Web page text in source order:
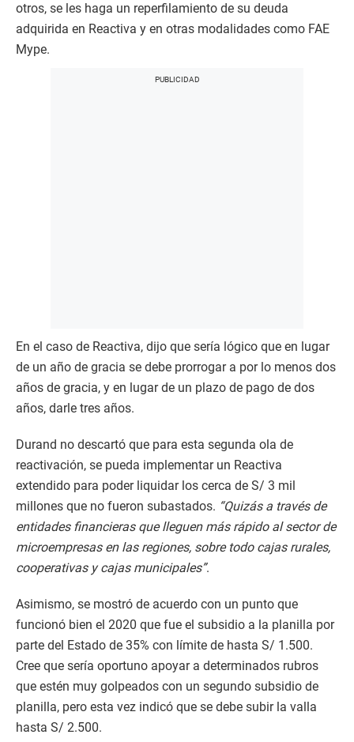
otros, se les haga un reperfilamiento de su deuda
adquirida en Reactiva y en otras modalidades como FAE
Mype.
En el caso de Reactiva, dijo que sería lógico que en lugar
de un año de gracia se debe prorrogar a por lo menos dos
años de gracia, y en lugar de un plazo de pago de dos
años, darle tres años.
Durand no descartó que para esta segunda ola de
reactivación, se pueda implementar un Reactiva
extendido para poder liquidar los cerca de S/ 3 mil
millones que no fueron subastados. “Quizás a través de
entidades financieras que lleguen más rápido al sector de
microempresas en las regiones, sobre todo cajas rurales,
cooperativas y cajas municipales”.
Asimismo, se mostró de acuerdo con un punto que
funcionó bien el 2020 que fue el subsidio a la planilla por
parte del Estado de 35% con límite de hasta S/ 1.500.
Cree que sería oportuno apoyar a determinados rubros
que estén muy golpeados con un segundo subsidio de
planilla, pero esta vez indicó que se debe subir la valla
hasta S/ 2.500.